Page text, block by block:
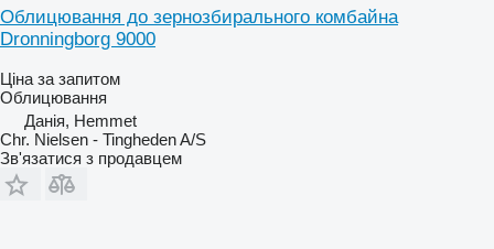
Облицювання до зернозбирального комбайна
Dronningborg 9000
Ціна за запитом
Облицювання
Данія, Hemmet
Chr. Nielsen - Tingheden A/S
Зв'язатися з продавцем